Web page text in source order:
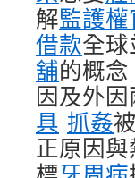
解監護權
借款全
舖的概
因及外因
具 抓姦
正原因